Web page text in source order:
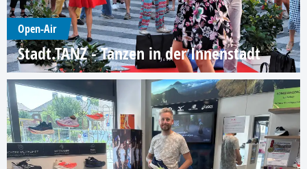
Open-Air
Stadt.TANZ - Tanzen in der Innenstadt